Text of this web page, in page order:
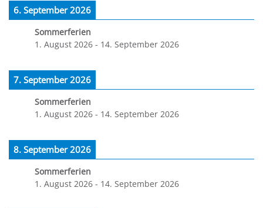
6. September 2026
Sommerferien
1. August 2026 - 14. September 2026
7. September 2026
Sommerferien
1. August 2026 - 14. September 2026
8. September 2026
Sommerferien
1. August 2026 - 14. September 2026